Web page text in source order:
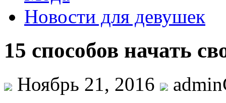
Новости для девушек
15 способов начать
Ноябрь 21, 2016